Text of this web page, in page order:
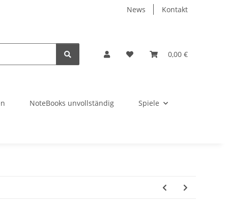
News Kontakt
0,00 €
NoteBooks unvollständig Spiele